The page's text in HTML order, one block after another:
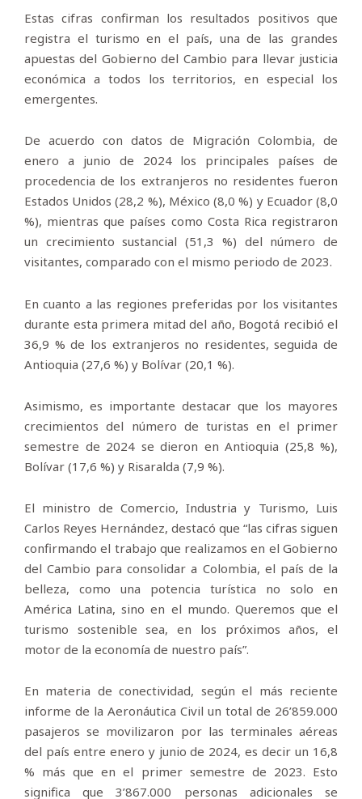
Estas cifras confirman los resultados positivos que
registra el turismo en el país, una de las grandes
apuestas del Gobierno del Cambio para llevar justicia
económica a todos los territorios, en especial los
emergentes.
De acuerdo con datos de Migración Colombia, de
enero a junio de 2024 los principales países de
procedencia de los extranjeros no residentes fueron
Estados Unidos (28,2 %), México (8,0 %) y Ecuador (8,0
%), mientras que países como Costa Rica registraron
un crecimiento sustancial (51,3 %) del número de
visitantes, comparado con el mismo periodo de 2023.
En cuanto a las regiones preferidas por los visitantes
durante esta primera mitad del año, Bogotá recibió el
36,9 % de los extranjeros no residentes, seguida de
Antioquia (27,6 %) y Bolívar (20,1 %).
Asimismo, es importante destacar que los mayores
crecimientos del número de turistas en el primer
semestre de 2024 se dieron en Antioquia (25,8 %),
Bolívar (17,6 %) y Risaralda (7,9 %).
El ministro de Comercio, Industria y Turismo, Luis
Carlos Reyes Hernández, destacó que “las cifras siguen
confirmando el trabajo que realizamos en el Gobierno
del Cambio para consolidar a Colombia, el país de la
belleza, como una potencia turística no solo en
América Latina, sino en el mundo. Queremos que el
turismo sostenible sea, en los próximos años, el
motor de la economía de nuestro país”.
En materia de conectividad, según el más reciente
informe de la Aeronáutica Civil un total de 26’859.000
pasajeros se movilizaron por las terminales aéreas
del país entre enero y junio de 2024, es decir un 16,8
% más que en el primer semestre de 2023. Esto
significa que 3’867.000 personas adicionales se